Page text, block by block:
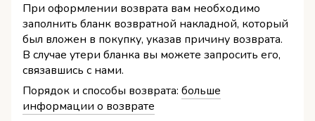
При оформлении возврата вам необходимо
заполнить бланк возвратной накладной, который
был вложен в покупку, указав причину возврата.
В случае утери бланка вы можете запросить его,
связавшись с нами.
Порядок и способы возврата: больше
информации о возврате